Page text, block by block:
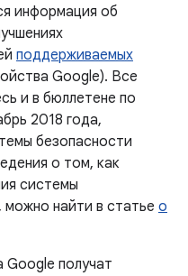
информация об
поддерживаемых
Google). Все
и в бюллетене по
2018 года,
безопасности
о том, как
системы
можно найти в статье о
получат